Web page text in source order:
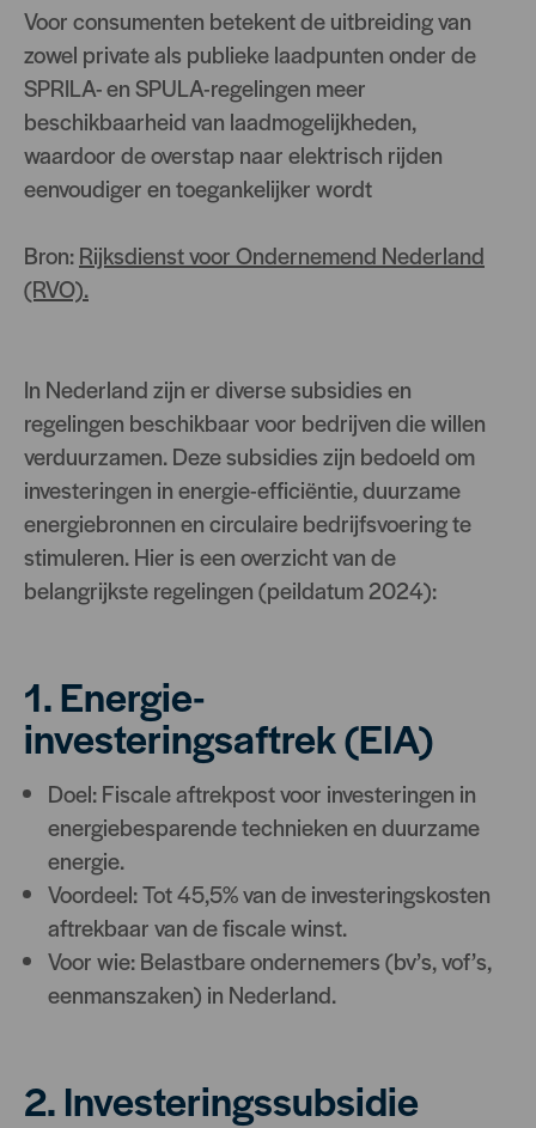
Voor consumenten betekent de uitbreiding van
zowel private als publieke laadpunten onder de
SPRILA- en SPULA-regelingen meer
beschikbaarheid van laadmogelijkheden,
waardoor de overstap naar elektrisch rijden
eenvoudiger en toegankelijker wordt
Bron:Rijksdienst voor Ondernemend Nederland
(RVO).
In Nederland zijn er diverse subsidies en
regelingen beschikbaar voor bedrijven die willen
verduurzamen. Deze subsidies zijn bedoeld om
investeringen in energie-efficiëntie, duurzame
energiebronnen en circulaire bedrijfsvoering te
stimuleren. Hier is een overzicht van de
belangrijkste regelingen (peildatum 2024):
1. Energie-
investeringsaftrek (EIA)
Doel: Fiscale aftrekpost voor investeringen in
energiebesparende technieken en duurzame
energie.
Voordeel: Tot 45,5% van de investeringskosten
aftrekbaar van de fiscale winst.
Voor wie: Belastbare ondernemers (bv’s, vof’s,
eenmanszaken) in Nederland.
2. Investeringssubsidie